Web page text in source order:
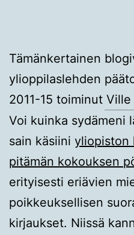
Tämänkertainen
ylioppilaslehden
2011-15 toiminut
Voi kuinka sydämeni
sain käsiini yliopiston
pitämän kokouksen
erityisesti eriävien
poikkeuksellisen
kirjaukset. Niissä